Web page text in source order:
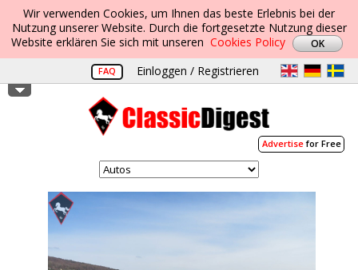
Wir verwenden Cookies, um Ihnen das beste Erlebnis bei der
Nutzung unserer Website. Durch die fortgesetzte Nutzung dieser
Website erklären Sie sich mit unseren Cookies Policy
FAQ Einloggen / Registrieren
Advertisefor Free